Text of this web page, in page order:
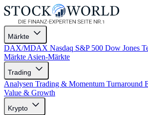
Märkte
DAX/MDAX Nasdaq S&P 500 Dow Jones
Märkte Asien-Märkte
Trading
Analysen Trading & Momentum Turnaround
Value & Growth
Krypto